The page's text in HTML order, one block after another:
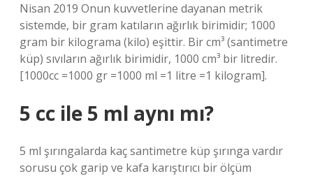
Nisan 2019 Onun kuvvetlerine dayanan metrik
sistemde, bir gram katıların ağırlık birimidir; 1000
gram bir kilograma (kilo) eşittir. Bir cm³ (santimetre
küp) sıvıların ağırlık birimidir, 1000 cm³ bir litredir.
[1000cc =1000 gr =1000 ml =1 litre =1 kilogram].
5 cc ile 5 ml aynı mı?
5 ml şırıngalarda kaç santimetre küp şırınga vardır
sorusu çok garip ve kafa karıştırıcı bir ölçüm